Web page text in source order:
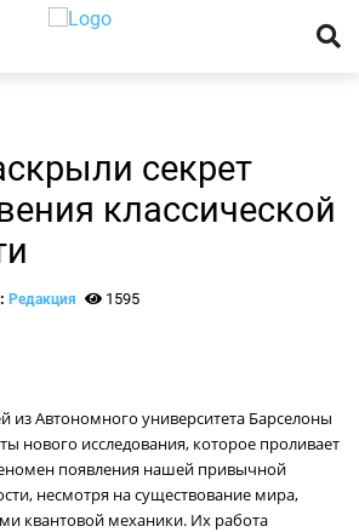
секрет
классической
Редакция 1595
из Автономного университета Барселоны
нового исследования, которое проливает
появления нашей привычной
несмотря на существование мира,
квантовой механики. Их работа